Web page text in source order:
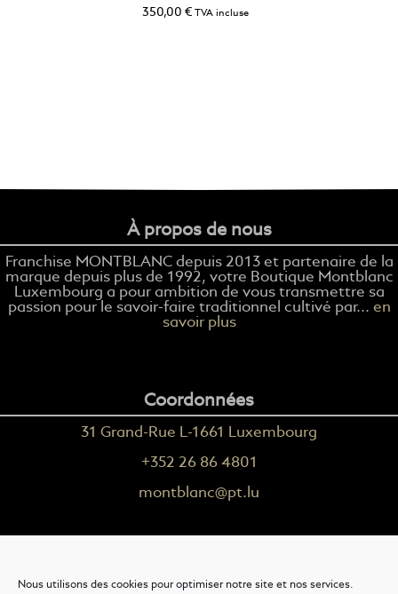
Nous utilisons des cookies pour optimiser notre site et nos services.
350,00 € TVA incluse
À propos de nous
Franchise MONTBLANC depuis 2013 et partenaire de la
marque depuis plus de 1992, votre Boutique Montblanc
Luxembourg a pour ambition de vous transmettre sa
passion pour le savoir-faire traditionnel cultivé par... en
savoir plus
Coordonnées
31 Grand-Rue L-1661 Luxembourg
+352 26 86 4801
montblanc@pt.lu